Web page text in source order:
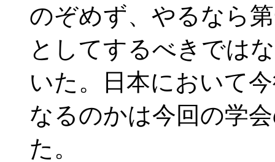
のぞめず、やるなら
としてするべきでは
いた。日本において
なるのかは今回の学
た。